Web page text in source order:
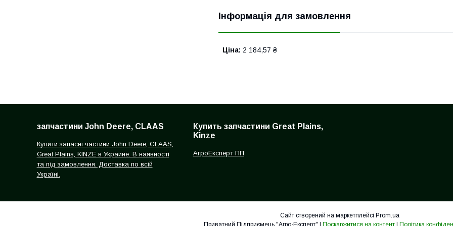
Інформація для замовлення
Ціна: 2 184,57 ₴
запчастини John Deere, CLAAS
Купити запасні частини John Deere, CLAAS,
Great Plains, KINZE в Украине. В наявності
та під замовлення. Доставка по всій
Україні.
Купить запчастини Great Plains,
Kinze
АгроЕксперт ПП
Сайт створений на маркетплейсі Prom.ua
Поскаржитися на контент Політика